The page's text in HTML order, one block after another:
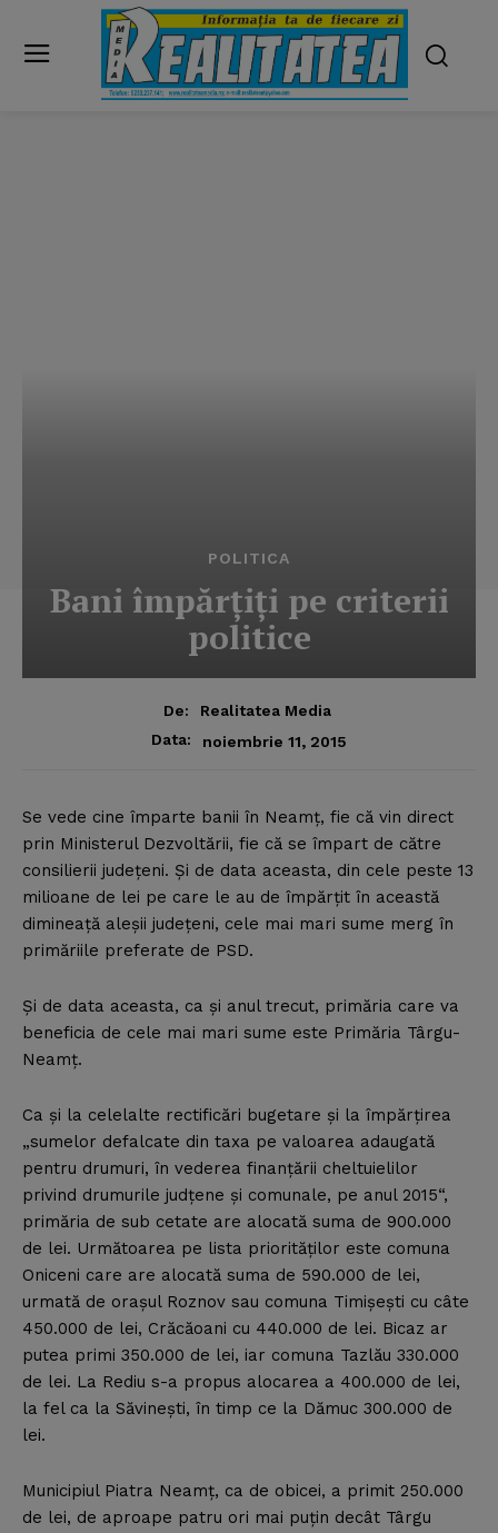
POLITICA
Bani împărţiţi pe criterii
politice
De:
Realitatea Media
Data:
noiembrie 11, 2015
Se vede cine împarte banii în Neamţ, fie că vin direct
prin Ministerul Dezvoltării, fie că se împart de către
consilierii judeţeni. Şi de data aceasta, din cele peste 13
milioane de lei pe care le au de împărţit în această
dimineaţă aleşii judeţeni, cele mai mari sume merg în
primăriile preferate de PSD.
Şi de data aceasta, ca şi anul trecut, primăria care va
beneficia de cele mai mari sume este Primăria Târgu-
Neamţ.
Ca şi la celelalte rectificări bugetare şi la împărţirea
„sumelor defalcate din taxa pe valoarea adaugată
pentru drumuri, în vederea finanţării cheltuielilor
privind drumurile judţene şi comunale, pe anul 2015“,
primăria de sub cetate are alocată suma de 900.000
de lei. Următoarea pe lista priorităţilor este comuna
Oniceni care are alocată suma de 590.000 de lei,
urmată de oraşul Roznov sau comuna Timişeşti cu câte
450.000 de lei, Crăcăoani cu 440.000 de lei. Bicaz ar
putea primi 350.000 de lei, iar comuna Tazlău 330.000
de lei. La Rediu s-a propus alocarea a 400.000 de lei,
la fel ca la Săvineşti, în timp ce la Dămuc 300.000 de
lei.
Municipiul Piatra Neamţ, ca de obicei, a primit 250.000
de lei, de aproape patru ori mai puţin decât Târgu